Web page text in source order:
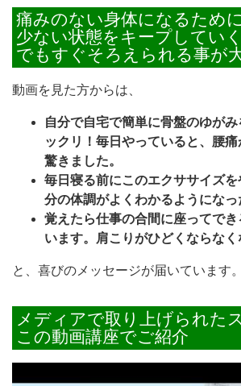
痛みのない身体になるため
少ない状態をキープしてい
でもすぐそろえられる事が
動画を見た方からは、
自分で自宅で簡単に骨盤のゆが
ックリ！毎日やっていると、腰
驚きました。
毎日寝る前にこのエクササイズ
分の体調がよくわかるようになっ
覚えたら仕事の合間に座ってで
います。肩こりがひどくならなく
と、喜びのメッセージが届いています。
メディアで取り上げられた
この動画講座でご紹介